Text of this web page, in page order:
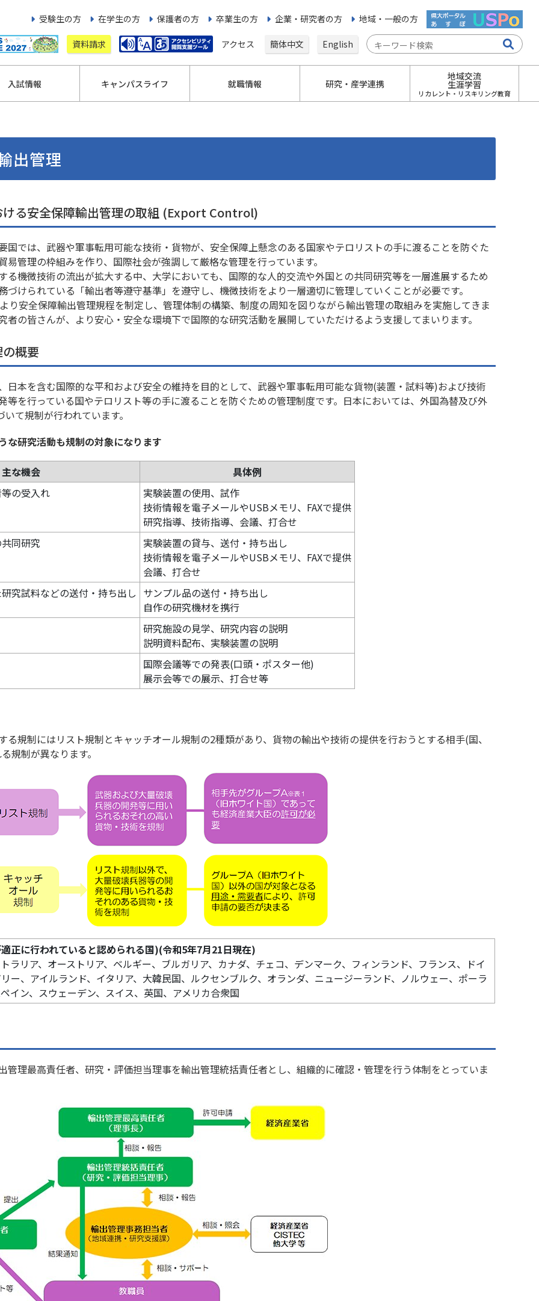
受験生の方 在学生の方 保護者の方 卒業生の方 企業・研究者の方 地域・一般の方
資料請求 アクセス 簡体中文 English
入試情報 キャンパスライフ 就職情報 研究・産学連携
地域交流
生涯学習
リカレント・リスキリング教育
出管理
ける安全保障輸出管理の取組 (Export Control)
国では、武器や軍事転用可能な技術・貨物が、安全保障上懸念のある国家やテロリストの手に渡ることを防ぐた
易管理の枠組みを作り、国際社会が強調して厳格な管理を行っています。
る機微技術の流出が拡大する中、大学においても、国際的な人的交流や外国との共同研究等を一層進展するため
づけられている「輸出者等遵守基準」を遵守し、機微技術をより一層適切に管理していくことが必要です。
り安全保障輸出管理規程を制定し、管理体制の構築、制度の周知を図りながら輸出管理の取組みを実施してきま
者の皆さんが、より安心・安全な環境下で国際的な研究活動を展開していただけるよう支援してまいります。
概要
日本を含む国際的な平和および安全の維持を目的として、武器や軍事転用可能な貨物(装置・試料等)および技術
等を行っている国やテロリスト等の手に渡ることを防ぐための管理制度です。日本においては、外国為替及び外
て規制が行われています。
な研究活動も規制の対象になります
主な機会
具体例
の受入れ
実験装置の使用、試作
技術情報を電子メールやUSBメモリ、FAXで提供
研究指導、技術指導、会議、打合せ
同研究
実験装置の貸与、送付・持ち出し
技術情報を電子メールやUSBメモリ、FAXで提供
会議、打合せ
究試料などの送付・持ち出し サンプル品の送付・持ち出し
自作の研究機材を携行
研究施設の見学、研究内容の説明
説明資料配布、実験装置の説明
国際会議等での発表(口頭・ポスター他)
展示会等での展示、打合せ等
る規制にはリスト規制とキャッチオール規制の2種類があり、貨物の輸出や技術の提供を行おうとする相手(国、
規制が異なります。
正に行われていると認められる国)(令和5年7月21日現在)
ラリア、オーストリア、ベルギー、ブルガリア、カナダ、チェコ、デンマーク、フィンランド、フランス、ドイ
ー、アイルランド、イタリア、大韓民国、ルクセンブルク、オランダ、ニュージーランド、ノルウェー、ポーラ
イン、スウェーデン、スイス、英国、アメリカ合衆国
管理最高責任者、研究・評価担当理事を輸出管理統括責任者とし、組織的に確認・管理を行う体制をとっていま